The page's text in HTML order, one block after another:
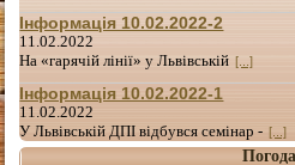
Інформація 10.02.2022-2
11.02.2022
На «гарячій лінії» у Львівській [...]
Інформація 10.02.2022-1
11.02.2022
У Львівській ДПІ відбувся семінар - [...]
Погода